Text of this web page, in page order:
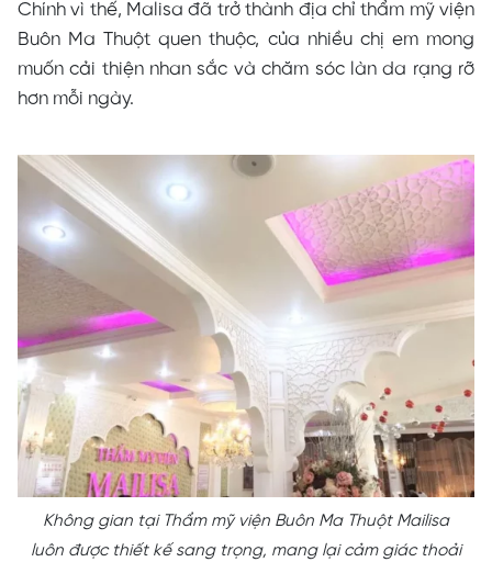
Chính vì thế, Malisa đã trở thành địa chỉ thẩm mỹ viện
Buôn Ma Thuột quen thuộc, của nhiều chị em mong
muốn cải thiện nhan sắc và chăm sóc làn da rạng rỡ
hơn mỗi ngày.
Không gian tại Thẩm mỹ viện Buôn Ma Thuột Mailisa
luôn được thiết kế sang trọng, mang lại cảm giác thoải